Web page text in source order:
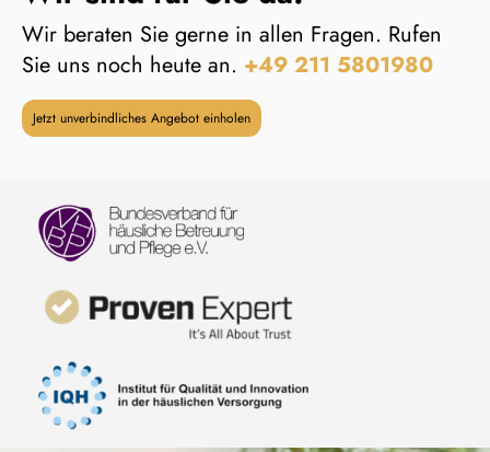
Wir beraten Sie gerne in allen Fragen. Rufen
Sie uns noch heute an. +49 211 5801980
Jetzt unverbindliches Angebot einholen